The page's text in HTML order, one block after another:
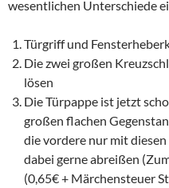
wesentlichen Unterschiede
Türgriff und
Die zwei großen
lösen
Die Türpappe ist jetzt
großen flachen
die vordere nur mit
dabei gerne abreißen
(0,65€ + Märchensteuer